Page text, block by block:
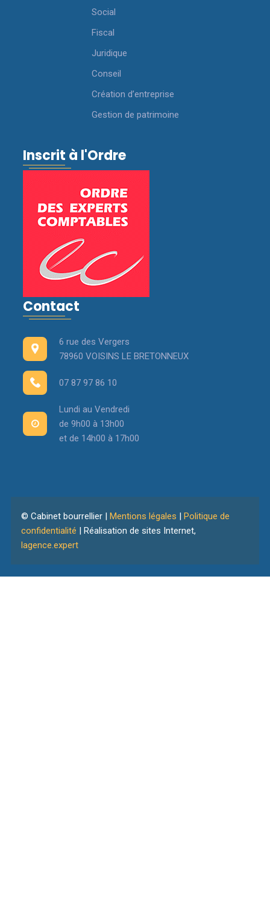
Social
Fiscal
Juridique
Conseil
Création d’entreprise
Gestion de patrimoine
Inscrit à l'Ordre
Contact
6 rue des Vergers
78960 VOISINS LE BRETONNEUX
07 87 97 86 10
Lundi au Vendredi
de 9h00 à 13h00
et de 14h00 à 17h00
© Cabinet bourrellier | Mentions légales | Politique de
confidentialité | Réalisation de sites Internet,
lagence.expert